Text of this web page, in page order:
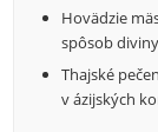
Hovädzie
spôsob
Thajské
v ázijských